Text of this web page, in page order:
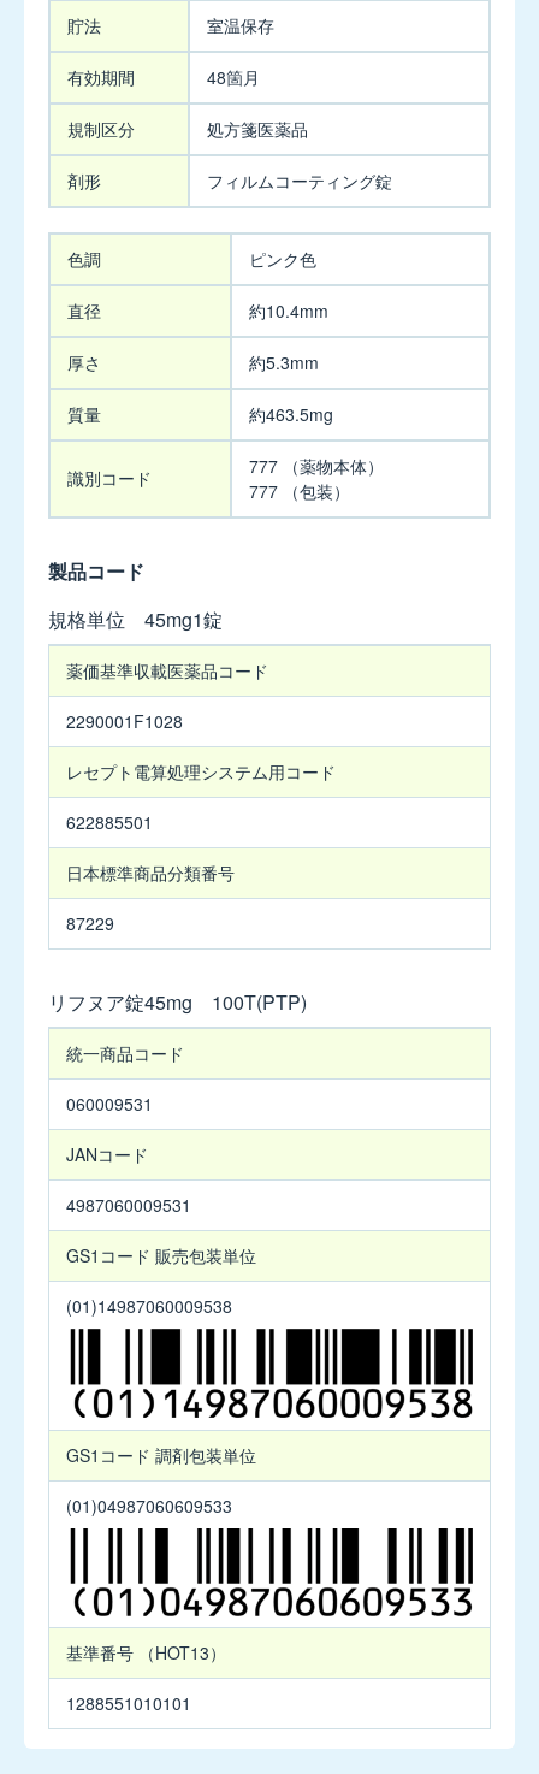
5mg
キ
プ
レ
ス
錠
10mg
プ
レ
ス
OD
10mg
売
2027
3
月】
キ
プ
レ
ス
チ
ュ
ア
ブ
ル
錠
キ
プ
レ
ス
細
粒
4mg
ケ
タ
ス
カ
10mg
サ
行
児
用
バ
ク
シ
法・
等
貯法 室温保存
有効期間 48箇月
規制区分 処方箋医薬品
剤形 フィルムコーティング錠
色調 ピンク色
直径 約10.4mm
厚さ 約5.3mm
質量 約463.5mg
識別コード
777 （薬物本体）
777 （包装）
製品コード
規格単位 45mg1錠
薬価基準収載医薬品コード
2290001F1028
レセプト電算処理システム用コード
622885501
日本標準商品分類番号
87229
リフヌア錠45mg 100T(PTP)
45mg
統一商品コード
060009531
JANコード
4987060009531
GS1コード 販売包装単位
(01)14987060009538
GS1コード 調剤包装単位
(01)04987060609533
基準番号 （HOT13）
1288551010101